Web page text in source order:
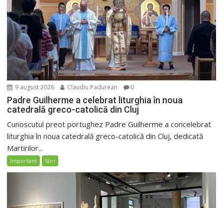
9 august 2026 Claudiu Padurean 0
Padre Guilherme a celebrat liturghia în noua
catedrală greco-catolică din Cluj
Cunoscutul preot portughez Padre Guilherme a concelebrat
liturghia în noua catedrală greco-catolică din Cluj, dedicată
Martirilor...
Important Stiri